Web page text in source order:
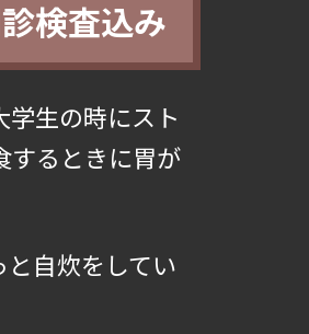
検査込み
生の時にスト
するときに胃が
自炊をしてい